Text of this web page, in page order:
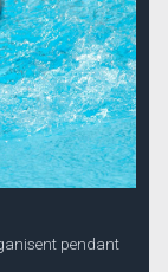
pendant